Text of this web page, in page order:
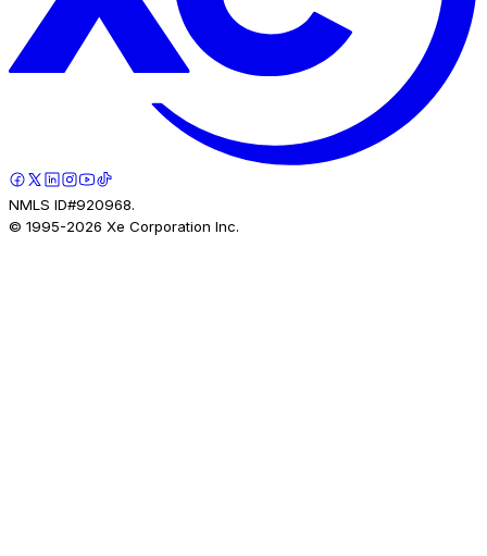
NMLS ID#920968.
© 1995-2026 Xe Corporation Inc.